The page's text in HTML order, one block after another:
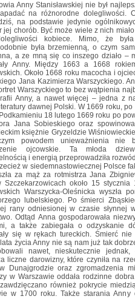
Anny Stanisławskiej nie był
na różnorodne dolegliwości.
na podstawie jedynie
jej chorób. Być może wiele z nich
kobiece. Mimo, że
była brzemienną, o czym
a ze mną się co inszego działo –
Anny. Między 1663 a 1668
Około 1668 roku macocha i
Jana Kazimierza Warszyckiego.
Warszyckiego to bez wątpienia
Anny, a nawet więcej – jedna z
dawnej Polski. W 1669 roku,
18 lutego 1669 roku po
Jana Sobieskiego oraz
księżnie Gryzeldzie
powodem unieważnienia nie
ojcowskie. Ta młoda
i energią przeprowadziła
w siedemnastowiecznej Polsce
za mąż za rotmistrza Jana
Szczekarzowicach około 15
Warszycka-Oleśnicka wyszła
lubelskiego. Po śmierci
rany odniesionej w czasie słynnej
Odtąd Anna gospodarowała
a także zabiegała o odzyskanie
się w rękach tureckich. Śmierć
życia Anny nie są nam już tak
nawet, nieskutecznie
liczne darowizny, które czyniła na
Dunajgrodzie oraz zgromadzenia
w Warszawie oddała rodzinne
również pokrycie
w 1700 roku. Także starania